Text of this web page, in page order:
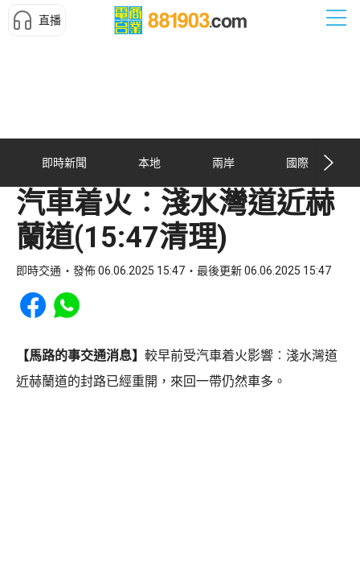
直播
即時新聞 本地 兩岸 國際
汽車着火︰淺水灣道近赫
蘭道(15:47清理)
即時交通 發佈 06.06.2025 15:47 最後更新 06.06.2025 15:47
Share to Facebook
Share to WhatsApp
【馬路的事交通消息】 較早前受汽車着火影響︰淺水灣道
近赫蘭道的封路已經重開，來回一帶仍然車多。